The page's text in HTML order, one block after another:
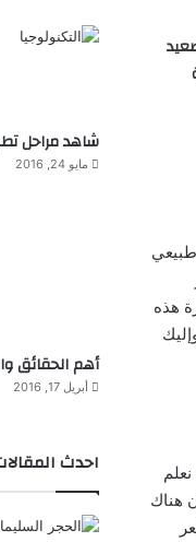
هذه
هناك
شاهد مراحل
مايو 24, 2016
أهم الحقائق
أبريل 17, 2016
احدث